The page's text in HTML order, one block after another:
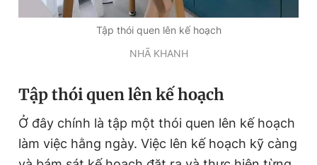
Tập thói quen lên kế hoạch
NHÃ KHANH
Tập thói quen lên kế hoạch
Ở đây chính là tập một thói quen lên kế hoạch
làm việc hằng ngày. Việc lên kế hoạch kỹ càng